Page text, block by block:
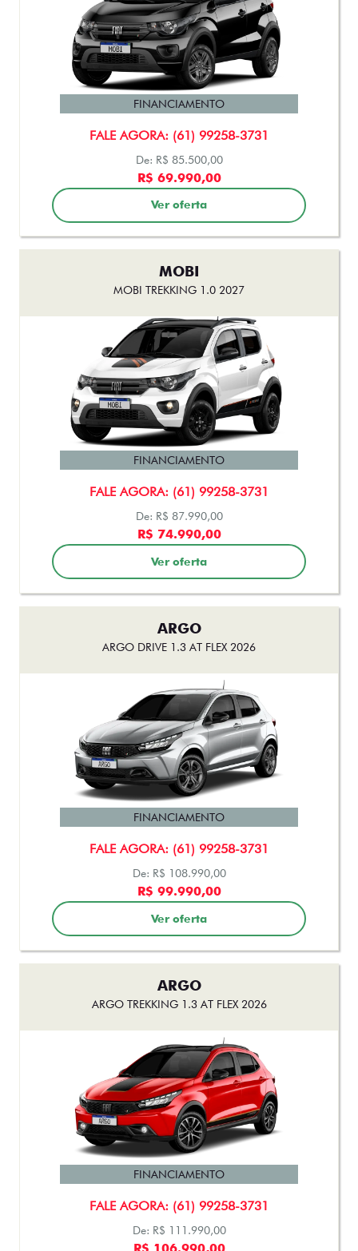
FALE AGORA: (61) 99258-3731
De: R$ 167.490,00
R$ 151.200,00
Ver oferta
TORO FREEDOM TURBO 270 FLEX AT6 2027
FALE AGORA: (61) 99258-3731
FINANCIAMENTO
De: R$ 177.490,00
R$ 162.500,00
Ver oferta
TORO VOLCANO TURBO 270 FLEX AT6 2026
FALE AGORA: (61) 99258-3731
FINANCIAMENTO
De: R$ 197.490,00
R$ 175.500,00
Ver oferta
TORO RANCH TURBODIESEL 4X4 AT9 2026
FALE AGORA: (61) 99258-3731
FINANCIAMENTO
De: R$ 238.490,00
R$ 217.990,00
Ver oferta
TORO ULTRA TURBO 270 FLEX 2026